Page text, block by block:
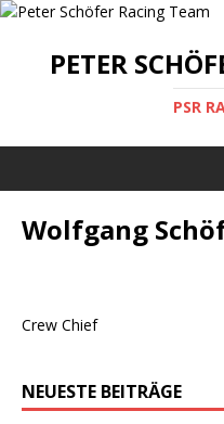
PETER
PSR
Wolfgang
Crew Chief
NEUESTE BEITRÄGE